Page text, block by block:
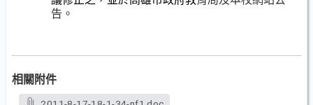
告。
相關附件